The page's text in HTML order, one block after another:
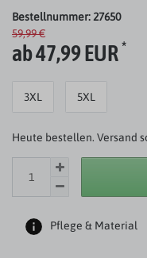
Bestellnummer: 27650
59,99 €
ab 47,99 EUR*
3XL 5XL
Heute bestellen. Versand
Pflege & Material